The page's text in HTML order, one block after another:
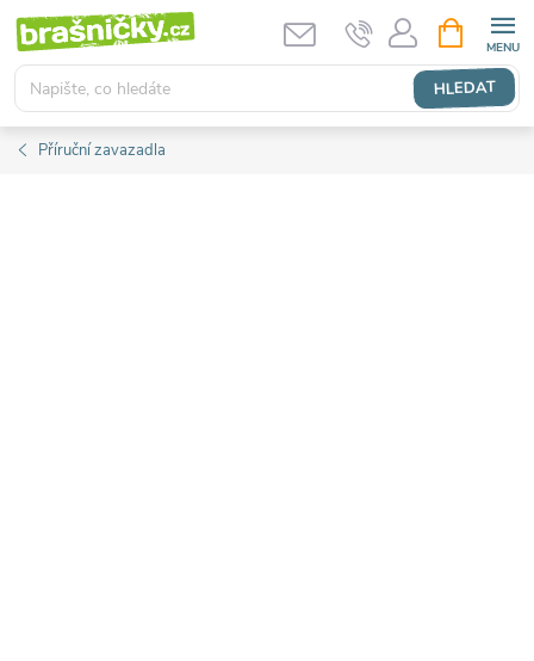
Přejít
obsah
HLEDAT
NÁKUPNÍ
KOŠÍK
Příruční zavazadla